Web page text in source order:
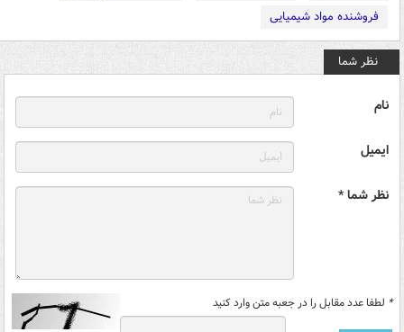
فروشنده مواد شیمیایی
نظر شما
نام
ایمیل
نظر شما *
* لطفا عدد مقابل را در جعبه متن وارد کنید